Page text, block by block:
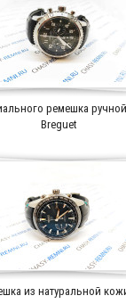
ремешка
Breguet
из натуральной